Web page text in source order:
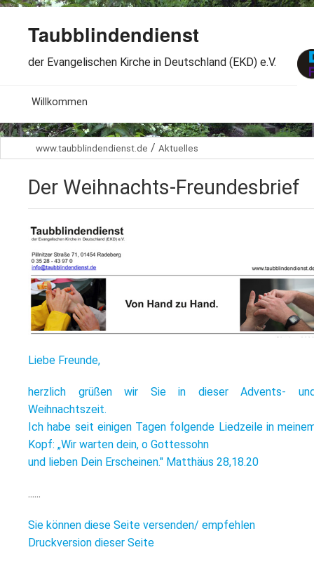
Taubblindendienst
der Evangelischen Kirche in Deutschland (EKD) e.V.
Willkommen
Aktuelles
Arbeitsbereiche
Spenden
Dabeisein
Kontakt
www.taubblindendienst.de / Aktuelles
Der Weihnachts-Freundesbrief
Liebe Freunde,
herzlich grüßen wir Sie in dieser Advents-
Weihnachtszeit.
Ich habe seit einigen Tagen folgende Liedzeile in
Kopf: „Wir warten dein, o Gottessohn
und lieben Dein Erscheinen." Matthäus 28,18.20
......
Sie können diese Seite versenden/ empfehlen
Druckversion dieser Seite